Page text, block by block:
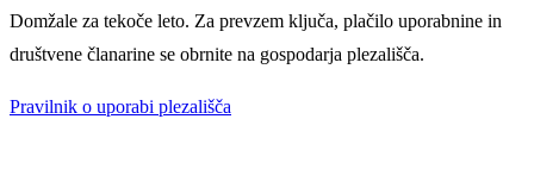
Domžale za tekoče leto. Za prevzem ključa, plačilo uporabnine in
društvene članarine se obrnite na gospodarja plezališča.
Pravilnik o uporabi plezališča